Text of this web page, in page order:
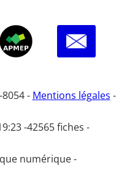
8054 - Mentions légales -
-42565 fiches -
numérique -